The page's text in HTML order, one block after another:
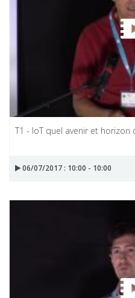
T1 - IoT quel avenir et horizon
06/07/2017 : 10:00 - 10:00